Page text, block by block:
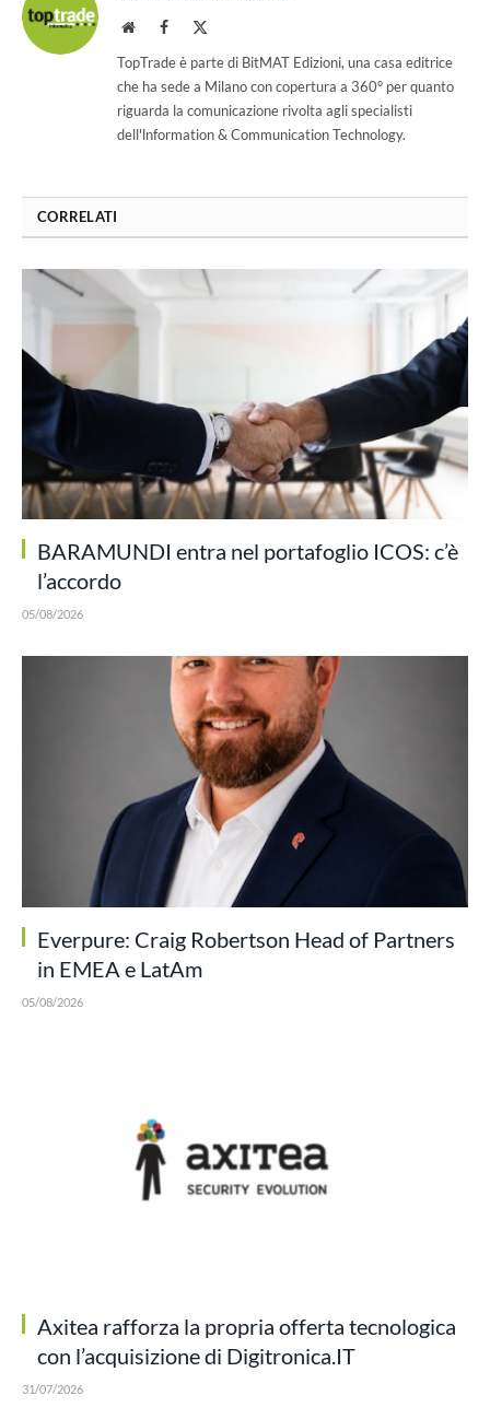
WebsiteFacebook
TopTrade è parte di BitMAT Edizioni, una casa editrice
che ha sede a Milano con copertura a 360° per quanto
riguarda la comunicazione rivolta agli specialisti
dell'lnformation & Communication Technology.
CORRELATI
BARAMUNDI entra nel portafoglio ICOS: c’è
l’accordo
05/08/2026
Everpure: Craig Robertson Head of Partners
in EMEA e LatAm
05/08/2026
Axitea rafforza la propria offerta tecnologica
con l’acquisizione di Digitronica.IT
31/07/2026